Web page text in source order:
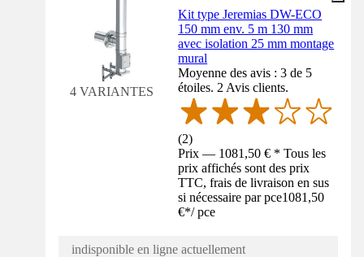
4 VARIANTES
Kit type Jeremias DW-ECO
150 mm env. 5 m 130 mm
avec isolation 25 mm montage
mural
Moyenne des avis : 3 de 5
étoiles. 2 Avis clients.
(2)
Prix — 1081,50 € * Tous les
prix affichés sont des prix
TTC, frais de livraison en sus
si nécessaire par pce1081,50
€*/ pce
indisponible en ligne actuellement